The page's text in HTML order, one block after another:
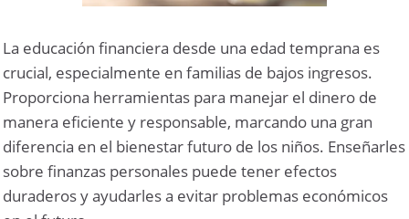
La educación financiera desde una edad temprana es
crucial, especialmente en familias de bajos ingresos.
Proporciona herramientas para manejar el dinero de
manera eficiente y responsable, marcando una gran
diferencia en el bienestar futuro de los niños. Enseñarles
sobre finanzas personales puede tener efectos
duraderos y ayudarles a evitar problemas económicos